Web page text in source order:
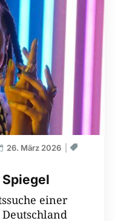
26. März 2026
einer